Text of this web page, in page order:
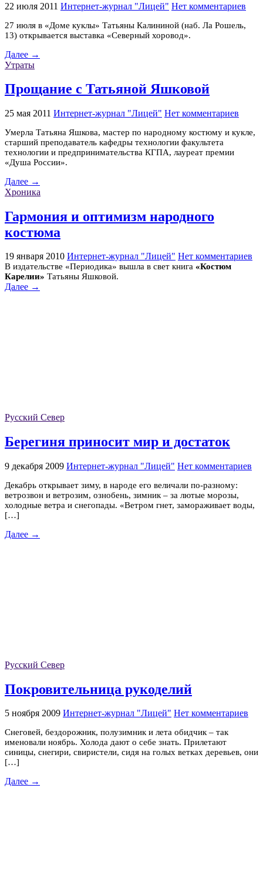
22 июля 2011 Интернет-журнал "Лицей" Нет комментариев
27 июля в «Доме куклы» Татьяны Калининой (наб. Ла Рошель,
13) открывается выставка «Северный хоровод».
Далее →
Утраты
Прощание с Татьяной Яшковой
25 мая 2011 Интернет-журнал "Лицей" Нет комментариев
Умерла Татьяна Яшкова, мастер по народному костюму и кукле,
старший преподаватель кафедры технологии факультета
технологии и предпринимательства КГПА, лауреат премии
«Душа России».
Далее →
Хроника
Гармония и оптимизм народного
костюма
19 января 2010 Интернет-журнал "Лицей" Нет комментариев
В издательстве «Периодика» вышла в свет книга «Костюм
Карелии» Татьяны Яшковой.
Далее →
Русский Север
Берегиня приносит мир и достаток
9 декабря 2009 Интернет-журнал "Лицей" Нет комментариев
Декабрь открывает зиму, в народе его величали по-разному:
ветрозвон и ветрозим, ознобень, зимник – за лютые морозы,
холодные ветра и снегопады. «Ветром гнет, замораживает воды,
[…]
Далее →
Русский Север
Покровительница рукоделий
5 ноября 2009 Интернет-журнал "Лицей" Нет комментариев
Снеговей, бездорожник, полузимник и лета обидчик – так
именовали ноябрь. Холода дают о себе знать. Прилетают
синицы, снегири, свиристели, сидя на голых ветках деревьев, они
[…]
Далее →